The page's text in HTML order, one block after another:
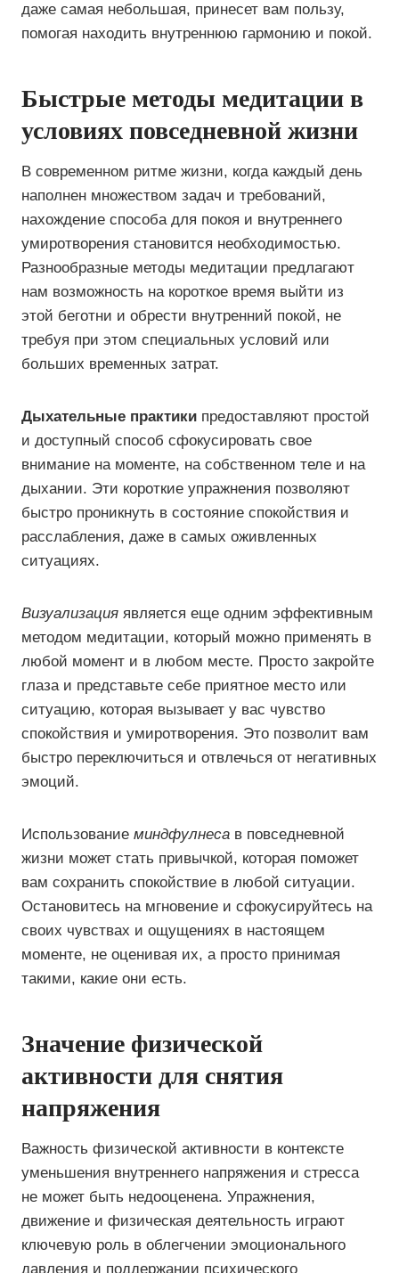
даже самая небольшая, принесет вам пользу,
помогая находить внутреннюю гармонию и покой.
Быстрые методы медитации в
условиях повседневной жизни
В современном ритме жизни, когда каждый день
наполнен множеством задач и требований,
нахождение способа для покоя и внутреннего
умиротворения становится необходимостью.
Разнообразные методы медитации предлагают
нам возможность на короткое время выйти из
этой беготни и обрести внутренний покой, не
требуя при этом специальных условий или
больших временных затрат.
Дыхательные практики предоставляют простой
и доступный способ сфокусировать свое
внимание на моменте, на собственном теле и на
дыхании. Эти короткие упражнения позволяют
быстро проникнуть в состояние спокойствия и
расслабления, даже в самых оживленных
ситуациях.
Визуализация является еще одним эффективным
методом медитации, который можно применять в
любой момент и в любом месте. Просто закройте
глаза и представьте себе приятное место или
ситуацию, которая вызывает у вас чувство
спокойствия и умиротворения. Это позволит вам
быстро переключиться и отвлечься от негативных
эмоций.
Использование миндфулнеса в повседневной
жизни может стать привычкой, которая поможет
вам сохранить спокойствие в любой ситуации.
Остановитесь на мгновение и сфокусируйтесь на
своих чувствах и ощущениях в настоящем
моменте, не оценивая их, а просто принимая
такими, какие они есть.
Значение физической
активности для снятия
напряжения
Важность физической активности в контексте
уменьшения внутреннего напряжения и стресса
не может быть недооценена. Упражнения,
движение и физическая деятельность играют
ключевую роль в облегчении эмоционального
давления и поддержании психического